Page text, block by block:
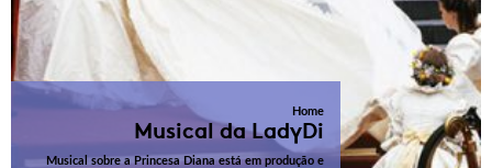
Home
Musical da LadyDi
Musical sobre a Princesa Diana está em produção e